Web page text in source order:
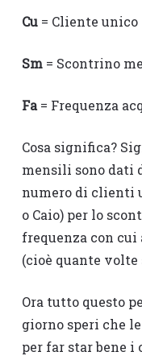
Cu= Cliente unico
Sm= Scontrino
Fa= Frequenza
Cosa significa?
mensili sono dati
numero di clienti
o Caio) per lo
frequenza con
(cioè quante volte
Ora tutto questo
giorno speri che
per far star bene